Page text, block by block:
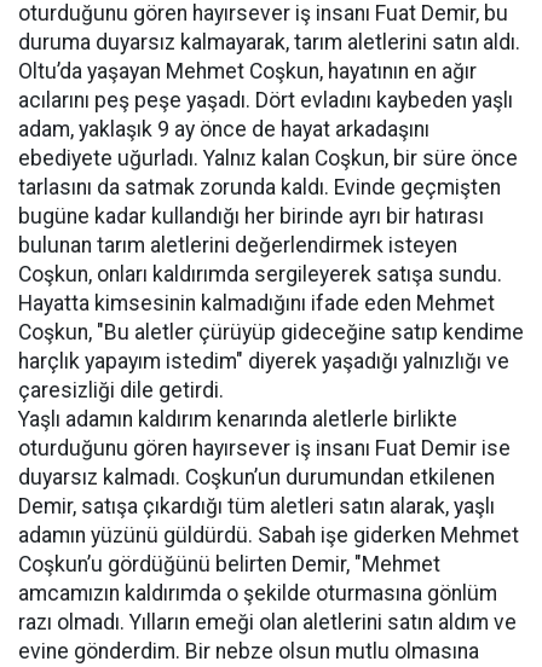
oturduğunu gören hayırsever iş insanı Fuat Demir, bu
duruma duyarsız kalmayarak, tarım aletlerini satın aldı.
Oltu’da yaşayan Mehmet Coşkun, hayatının en ağır
acılarını peş peşe yaşadı. Dört evladını kaybeden yaşlı
adam, yaklaşık 9 ay önce de hayat arkadaşını
ebediyete uğurladı. Yalnız kalan Coşkun, bir süre önce
tarlasını da satmak zorunda kaldı. Evinde geçmişten
bugüne kadar kullandığı her birinde ayrı bir hatırası
bulunan tarım aletlerini değerlendirmek isteyen
Coşkun, onları kaldırımda sergileyerek satışa sundu.
Hayatta kimsesinin kalmadığını ifade eden Mehmet
Coşkun, "Bu aletler çürüyüp gideceğine satıp kendime
harçlık yapayım istedim" diyerek yaşadığı yalnızlığı ve
çaresizliği dile getirdi.
Yaşlı adamın kaldırım kenarında aletlerle birlikte
oturduğunu gören hayırsever iş insanı Fuat Demir ise
duyarsız kalmadı. Coşkun’un durumundan etkilenen
Demir, satışa çıkardığı tüm aletleri satın alarak, yaşlı
adamın yüzünü güldürdü. Sabah işe giderken Mehmet
Coşkun’u gördüğünü belirten Demir, "Mehmet
amcamızın kaldırımda o şekilde oturmasına gönlüm
razı olmadı. Yılların emeği olan aletlerini satın aldım ve
evine gönderdim. Bir nebze olsun mutlu olmasına